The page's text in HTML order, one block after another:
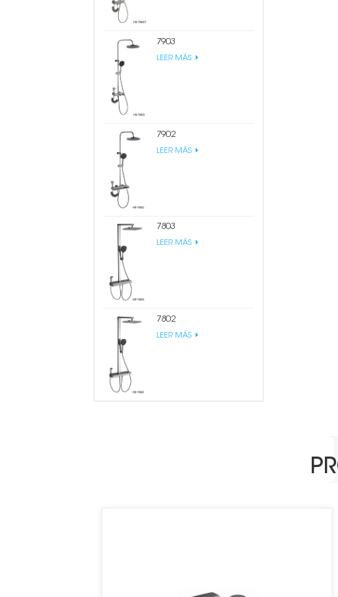
7903
LEER MÁS
7902
LEER MÁS
7803
LEER MÁS
7802
LEER MÁS